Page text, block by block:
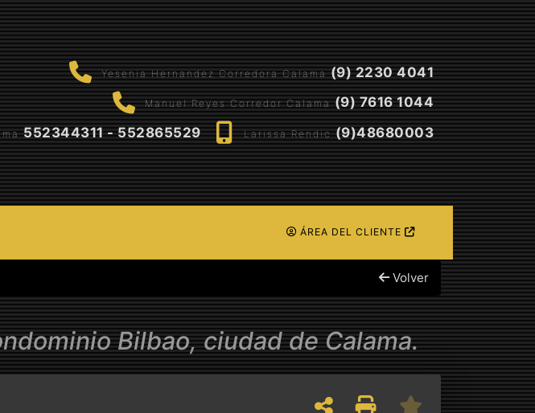
Yesenia Hernandez Corredora Calama (9) 2230 4041
Manuel Reyes Corredor Calama (9) 7616 1044
552344311 - 552865529 Larissa Rendic (9)48680003
ÁREA DEL CLIENTE
Volver
Bilbao, ciudad de Calama.